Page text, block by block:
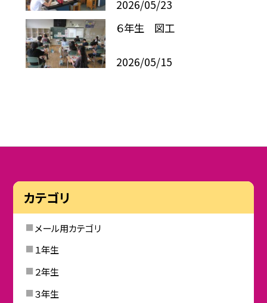
2026/05/23
６年生 図工
2026/05/15
カテゴリ
メール用カテゴリ
１年生
２年生
３年生